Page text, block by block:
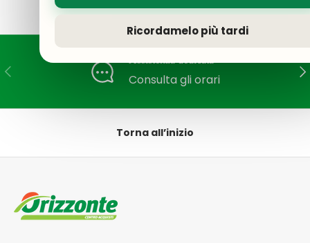
Indietro
Consulta gli orari
Torna all’inizio
Ricordamelo più tardi